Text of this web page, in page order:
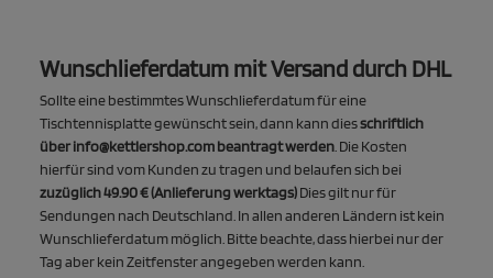
Wunschlieferdatum mit Versand durch DHL
Sollte eine bestimmtes Wunschlieferdatum für eine
Tischtennisplatte gewünscht sein, dann kann diesschriftlich
über info@kettlershop.com beantragt werden . Die Kosten
hierfür sind vom Kunden zu tragen und belaufen sich bei
zuzüglich 49.90 € (Anlieferung werktags)Dies gilt nur für
Sendungen nach Deutschland. In allen anderen Ländern ist kein
Wunschlieferdatum möglich. Bitte beachte, dass hierbei nur der
Tag aber kein Zeitfenster angegeben werden kann.